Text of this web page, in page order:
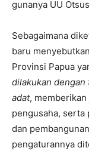
gunanya UU
Sebagaimana
baru
Provinsi Papua
dilakukan dengan
adat,
pengusaha,
dan
pengaturannya